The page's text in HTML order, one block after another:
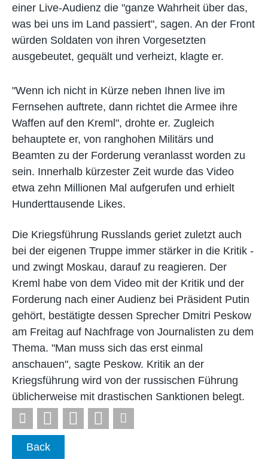
einer Live-Audienz die "ganze Wahrheit über das,
was bei uns im Land passiert", sagen. An der Front
würden Soldaten von ihren Vorgesetzten
ausgebeutet, gequält und verheizt, klagte er.
"Wenn ich nicht in Kürze neben Ihnen live im
Fernsehen auftrete, dann richtet die Armee ihre
Waffen auf den Kreml", drohte er. Zugleich
behauptete er, von ranghohen Militärs und
Beamten zu der Forderung veranlasst worden zu
sein. Innerhalb kürzester Zeit wurde das Video
etwa zehn Millionen Mal aufgerufen und erhielt
Hunderttausende Likes.
Die Kriegsführung Russlands geriet zuletzt auch
bei der eigenen Truppe immer stärker in die Kritik -
und zwingt Moskau, darauf zu reagieren. Der
Kreml habe von dem Video mit der Kritik und der
Forderung nach einer Audienz bei Präsident Putin
gehört, bestätigte dessen Sprecher Dmitri Peskow
am Freitag auf Nachfrage von Journalisten zu dem
Thema. "Man muss sich das erst einmal
anschauen", sagte Peskow. Kritik an der
Kriegsführung wird von der russischen Führung
üblicherweise mit drastischen Sanktionen belegt.
Back